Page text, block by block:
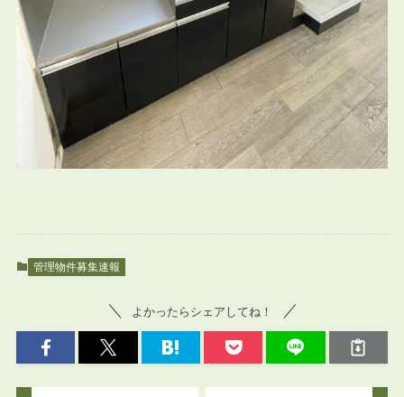
管理物件募集速報
よかったらシェアしてね！